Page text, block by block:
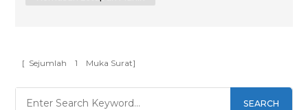
[ Sejumlah 1 Muka Surat]
SEARCH